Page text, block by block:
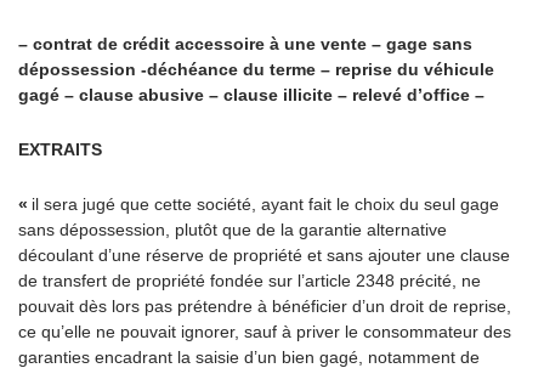
– contrat de crédit accessoire à une vente – gage sans
dépossession -déchéance du terme – reprise du véhicule
gagé – clause abusive – clause illicite – relevé d’office –
EXTRAITS
« il sera jugé que cette société, ayant fait le choix du seul gage
sans dépossession, plutôt que de la garantie alternative
découlant d’une réserve de propriété et sans ajouter une clause
de transfert de propriété fondée sur l’article 2348 précité, ne
pouvait dès lors pas prétendre à bénéficier d’un droit de reprise,
ce qu’elle ne pouvait ignorer, sauf à priver le consommateur des
garanties encadrant la saisie d’un bien gagé, notamment de